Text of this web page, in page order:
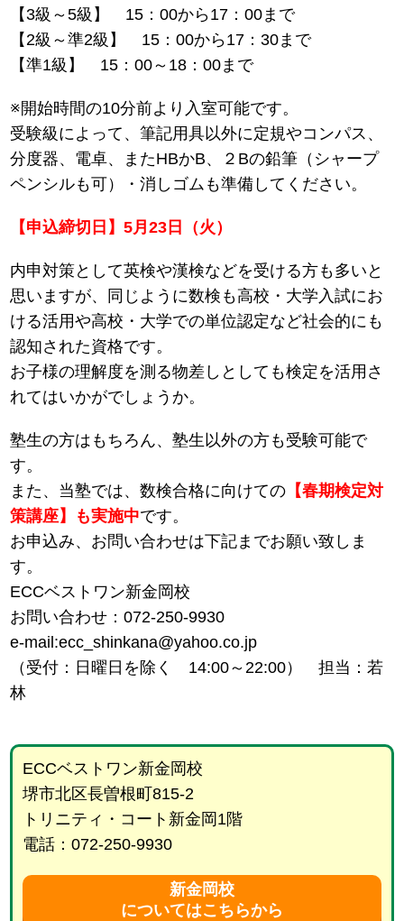
【3級～5級】 15：00から17：00まで
【2級～準2級】 15：00から17：30まで
【準1級】 15：00～18：00まで
※開始時間の10分前より入室可能です。
受験級によって、筆記用具以外に定規やコンパス、
分度器、電卓、またHBかB、２Bの鉛筆（シャープ
ペンシルも可）・消しゴムも準備してください。
【申込締切日】5月23日（火）
内申対策として英検や漢検などを受ける方も多いと
思いますが、同じように数検も高校・大学入試にお
ける活用や高校・大学での単位認定など社会的にも
認知された資格です。
お子様の理解度を測る物差しとしても検定を活用さ
れてはいかがでしょうか。
塾生の方はもちろん、塾生以外の方も受験可能で
す。
また、当塾では、数検合格に向けての 【春期検定対
策講座】も実施中です。
お申込み、お問い合わせは下記までお願い致しま
す。
ECCベストワン新金岡校
お問い合わせ：072-250-9930
e-mail:ecc_shinkana@yahoo.co.jp
（受付：日曜日を除く 14:00～22:00） 担当：若
林
ECCベストワン新金岡校
堺市北区長曽根町815-2
トリニティ・コート新金岡1階
電話：072-250-9930
新金岡校
についてはこちらから